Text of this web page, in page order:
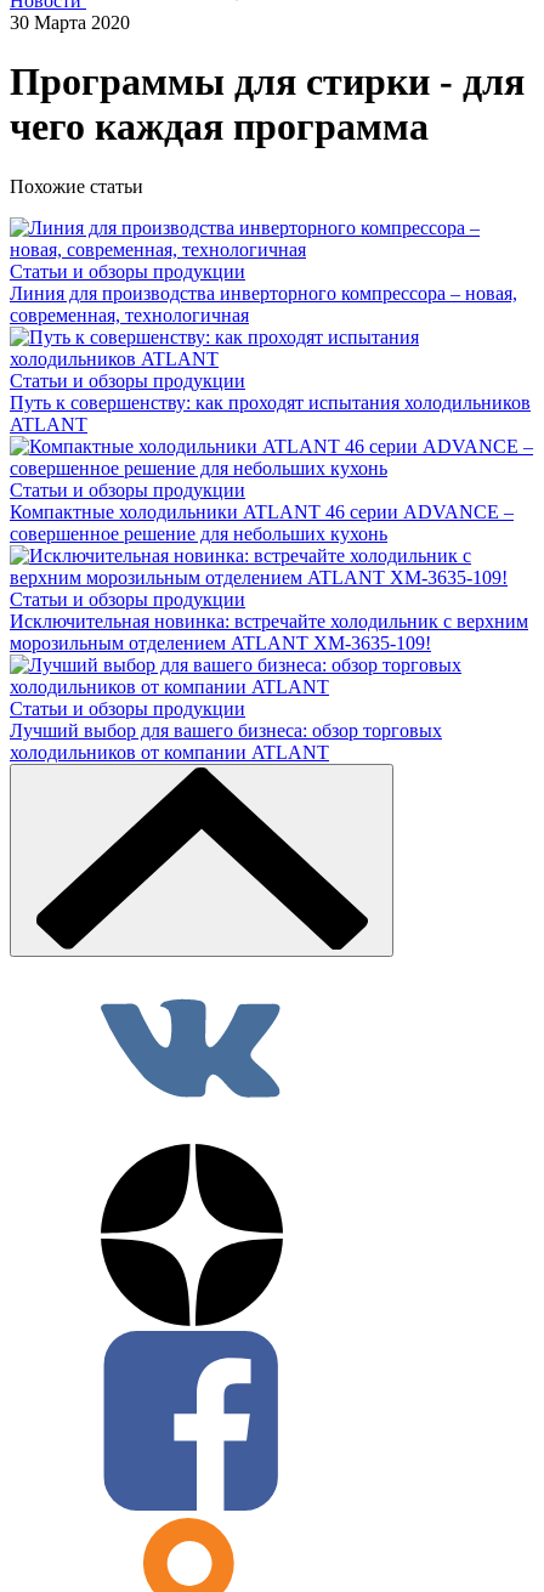
30 Марта 2020
Программы для стирки - для
чего каждая программа
Похожие статьи
Статьи и обзоры продукции
Линия для производства инверторного компрессора – новая,
современная, технологичная
Статьи и обзоры продукции
Путь к совершенству: как проходят испытания холодильников
ATLANT
Статьи и обзоры продукции
Компактные холодильники ATLANT 46 серии ADVANCE –
совершенное решение для небольших кухонь
Статьи и обзоры продукции
Исключительная новинка: встречайте холодильник с верхним
морозильным отделением ATLANT ХМ-3635-109!
Статьи и обзоры продукции
Лучший выбор для вашего бизнеса: обзор торговых
холодильников от компании ATLANT